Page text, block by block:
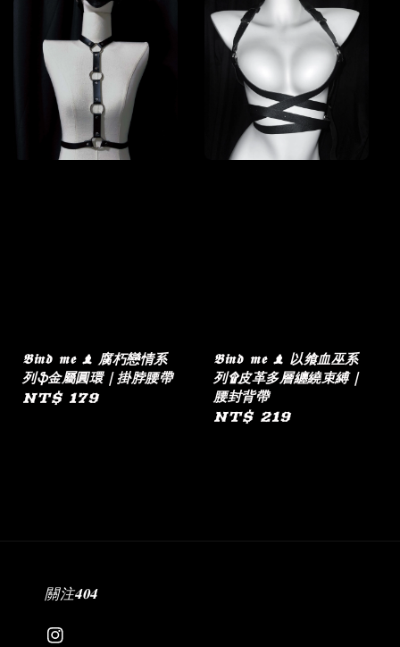
𝕭𝖎𝖓𝖉 𝖒𝖊 ♝ 腐朽戀情系
列ֆ金屬圓環｜掛脖腰帶
Regular
NT$ 179
𝕭𝖎𝖓𝖉 𝖒𝖊 ♝ 以飨血巫系
列۩皮革多層纏繞束縛｜
腰封背帶
Regular
NT$ 219
關注𝟒𝟎𝟒